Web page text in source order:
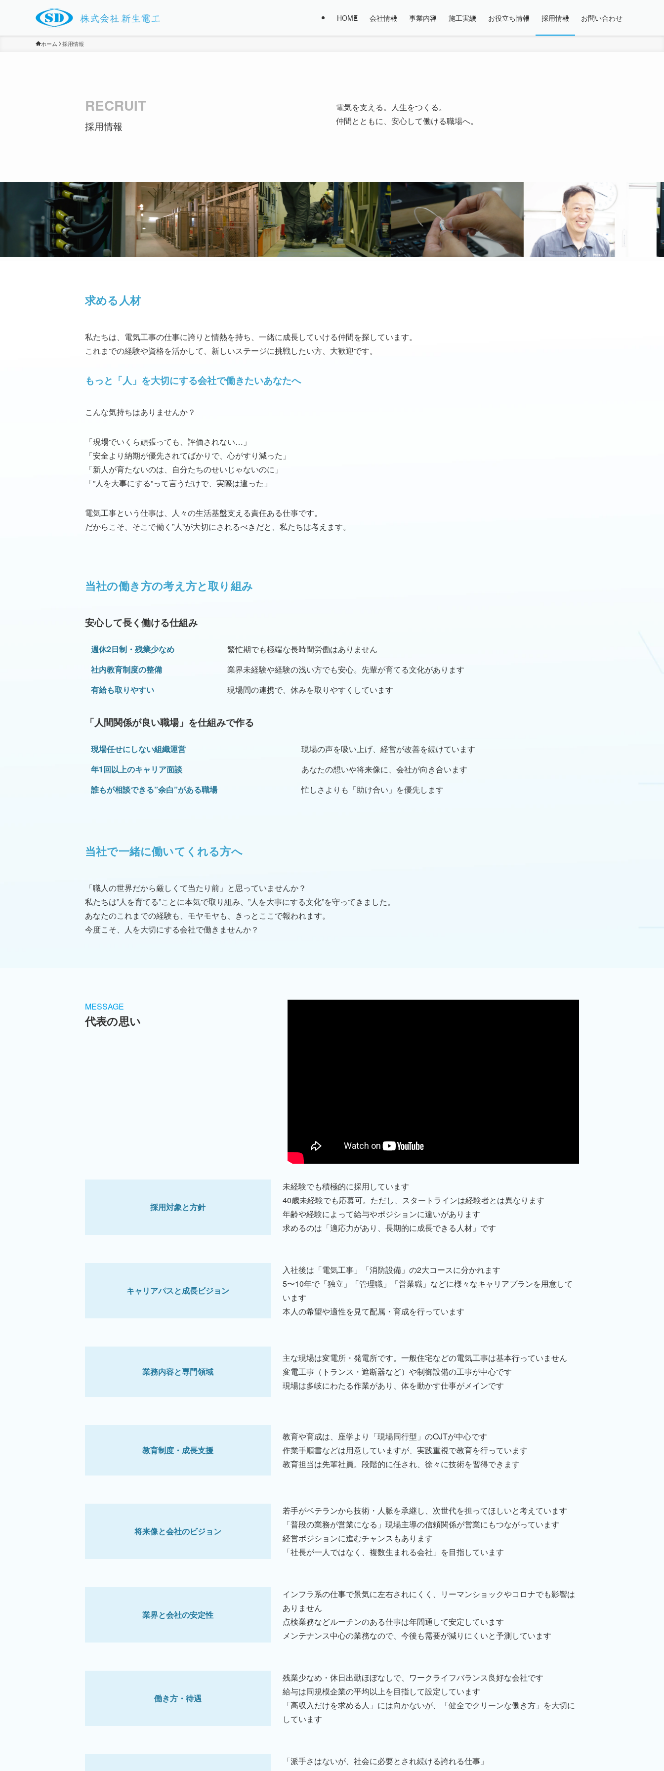
HOME 会社情報 事業内容 施工実績 お役立ち情報 採用情報 お問い合わせ
ホーム 採用情報
RECRUIT
採用情報
電気を支える。人生をつくる。
仲間とともに、安心して働ける職場へ。
求める人材
私たちは、電気工事の仕事に誇りと情熱を持ち、一緒に成長していける仲間を探しています。
これまでの経験や資格を活かして、新しいステージに挑戦したい方、大歓迎です。
もっと「人」を大切にする会社で働きたいあなたへ
️こんな気持ちはありませんか？
「現場でいくら頑張っても、評価されない…」
「安全より納期が優先されてばかりで、心がすり減った」
「新人が育たないのは、自分たちのせいじゃないのに」
「”人を大事にする”って言うだけで、実際は違った」
電気工事という仕事は、人々の生活基盤支える責任ある仕事です。
だからこそ、そこで働く”人”が大切にされるべきだと、私たちは考えます。
当社の働き方の考え方と取り組み
安心して長く働ける仕組み
週休2日制・残業少なめ
繁忙期でも極端な長時間労働はありません
社内教育制度の整備
業界未経験や経験の浅い方でも安心。先輩が育てる文化があります
有給も取りやすい
現場間の連携で、休みを取りやすくしています
「人間関係が良い職場」を仕組みで作る
現場任せにしない組織運営
現場の声を吸い上げ、経営が改善を続けています
年1回以上のキャリア面談
あなたの想いや将来像に、会社が向き合います
誰もが相談できる”余白”がある職場
忙しさよりも「助け合い」を優先します
当社で一緒に働いてくれる方へ
️「職人の世界だから厳しくて当たり前」と思っていませんか？
私たちは”人を育てる”ことに本気で取り組み、”人を大事にする文化”を守ってきました。
あなたのこれまでの経験も、モヤモヤも、きっとここで報われます。
今度こそ、人を大切にする会社で働きませんか？
MESSAGE
代表の思い
採用対象と方針
未経験でも積極的に採用しています
40歳未経験でも応募可。ただし、スタートラインは経験者とは異なります
年齢や経験によって給与やポジションに違いがあります
求めるのは「適応力があり、長期的に成長できる人材」です
キャリアパスと成長ビジョン
入社後は「電気工事」「消防設備」の2大コースに分かれます
5〜10年で「独立」「管理職」「営業職」などに様々なキャリアプランを用意して
います
本人の希望や適性を見て配属・育成を行っています
業務内容と専門領域
主な現場は変電所・発電所です。一般住宅などの電気工事は基本行っていません
変電工事（トランス・遮断器など）や制御設備の工事が中心です
現場は多岐にわたる作業があり、体を動かす仕事がメインです
教育制度・成長支援
教育や育成は、座学より「現場同行型」のOJTが中心です
作業手順書などは用意していますが、実践重視で教育を行っています
教育担当は先輩社員。段階的に任され、徐々に技術を習得できます
将来像と会社のビジョン
若手がベテランから技術・人脈を承継し、次世代を担ってほしいと考えています
「普段の業務が営業になる」現場主導の信頼関係が営業にもつながっています
経営ポジションに進むチャンスもあります
「社長が一人ではなく、複数生まれる会社」を目指しています
業界と会社の安定性
インフラ系の仕事で景気に左右されにくく、リーマンショックやコロナでも影響は
ありません
点検業務などルーチンのある仕事は年間通して安定しています
メンテナンス中心の業務なので、今後も需要が減りにくいと予測しています
働き方・待遇
残業少なめ・休日出勤ほぼなしで、ワークライフバランス良好な会社です
給与は同規模企業の平均以上を目指して設定しています
「高収入だけを求める人」には向かないが、「健全でクリーンな働き方」を大切に
しています
「派手さはないが、社会に必要とされ続ける誇れる仕事」